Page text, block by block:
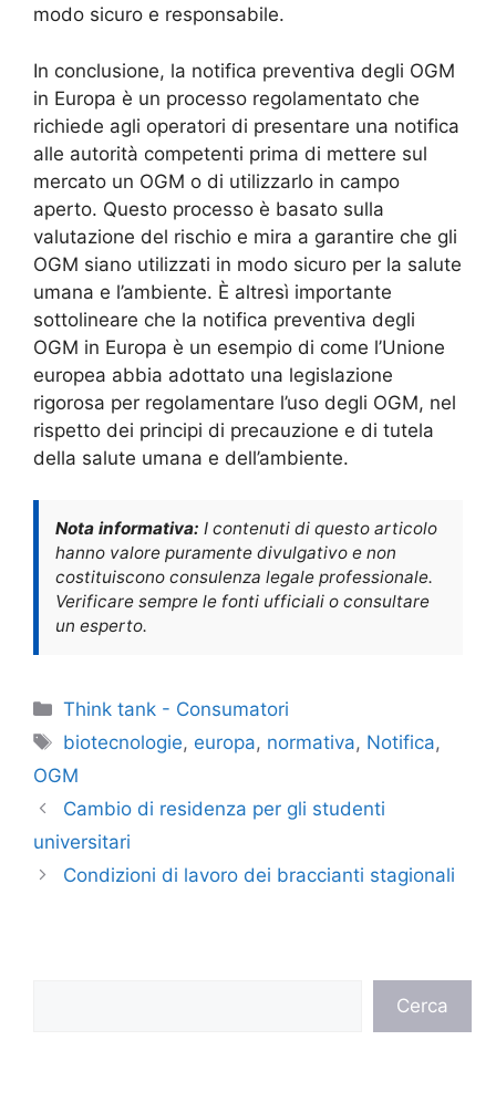
modo sicuro e responsabile.
In conclusione, la notifica preventiva degli OGM
in Europa è un processo regolamentato che
richiede agli operatori di presentare una notifica
alle autorità competenti prima di mettere sul
mercato un OGM o di utilizzarlo in campo
aperto. Questo processo è basato sulla
valutazione del rischio e mira a garantire che gli
OGM siano utilizzati in modo sicuro per la salute
umana e l’ambiente. È altresì importante
sottolineare che la notifica preventiva degli
OGM in Europa è un esempio di come l’Unione
europea abbia adottato una legislazione
rigorosa per regolamentare l’uso degli OGM, nel
rispetto dei principi di precauzione e di tutela
della salute umana e dell’ambiente.
Nota informativa: I contenuti di questo articolo
hanno valore puramente divulgativo e non
costituiscono consulenza legale professionale.
Verificare sempre le fonti ufficiali o consultare
un esperto.
Categorie
Think tank - Consumatori
Tag
biotecnologie, europa, normativa, Notifica,
OGM
Cambio di residenza per gli studenti
universitari
Condizioni di lavoro dei braccianti stagionali
Cerca